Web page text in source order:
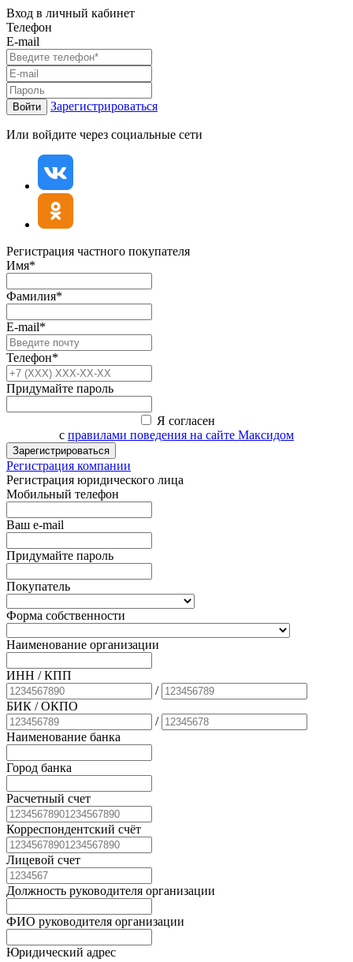
Вход в личный кабинет
Телефон
E-mail
Войти Зарегистрироваться
Или войдите через социальные сети
Регистрация частного покупателя
Имя*
Фамилия*
E-mail*
Телефон*
Придумайте пароль
Я согласен
с правилами поведения на сайте Максидом
Зарегистрироваться
Регистрация компании
Регистрация юридического лица
Мобильный телефон
Ваш e-mail
Придумайте пароль
Покупатель
Форма собственности
Наименование организации
ИНН / КПП
/
БИК / ОКПО
/
Наименование банка
Город банка
Расчетный счет
Корреспондентский счёт
Лицевой счет
Должность руководителя организации
ФИО руководителя организации
Юридический адрес